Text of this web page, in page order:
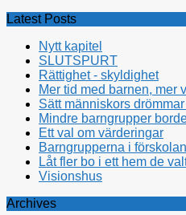
Latest Posts
Nytt kapitel
SLUTSPURT
Rättighet - skyldighet
Mer tid med barnen, mer
Sätt människors
Mindre barngrupper
Ett val om värderingar
Barngrupperna i
Låt fler bo i ett hem de
Visionshus
Archives